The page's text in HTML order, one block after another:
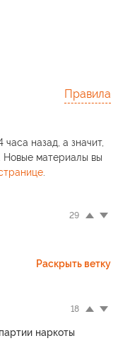
Правила
назад, а значит,
Новые материалы вы
.
29
Раскрыть ветку
18
наркоты